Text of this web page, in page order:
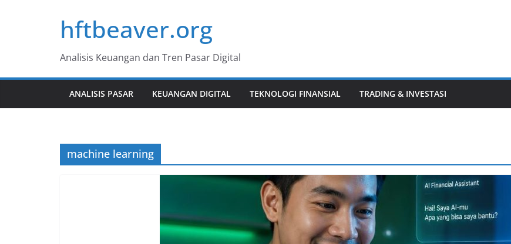
hftbeaver.org
Analisis Keuangan dan Tren Pasar Digital
ANALISIS PASAR KEUANGAN DIGITAL TEKNOLOGI FINANSIAL TRADING & INVESTASI
machine learning